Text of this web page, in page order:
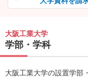
大阪工業大学
学部・学科
大阪工業大学の設置学部